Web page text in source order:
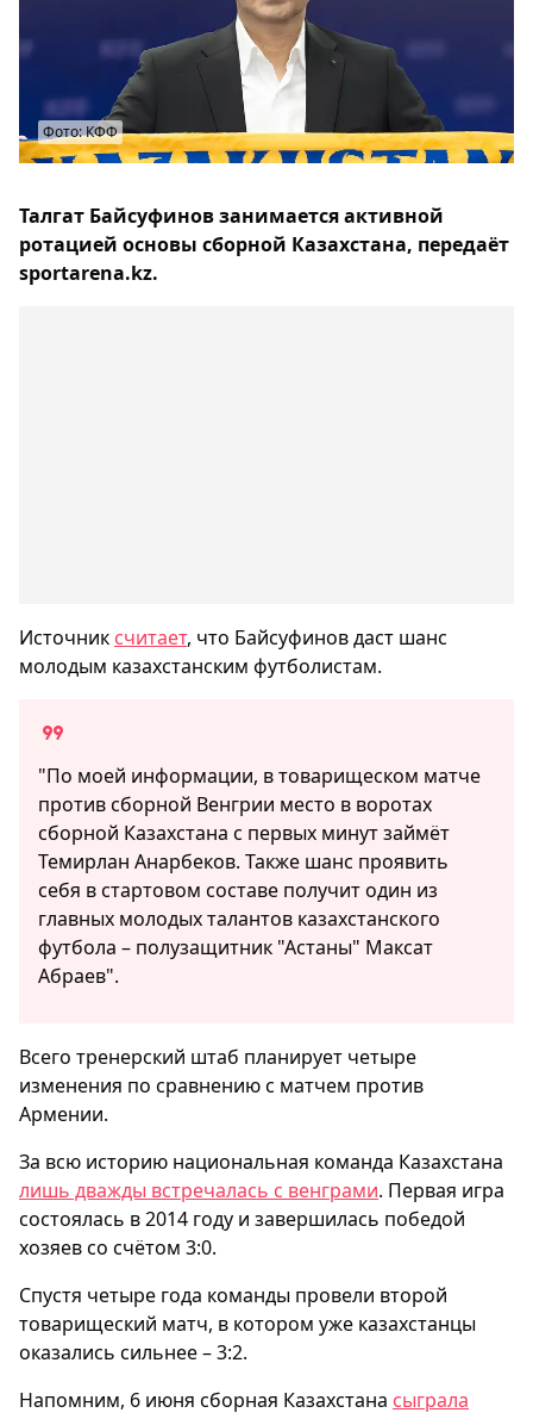
Фото: КФФ
Талгат Байсуфинов занимается активной
ротацией основы сборной Казахстана, передаёт
sportarena.kz.
Источник считает, что Байсуфинов даст шанс
молодым казахстанским футболистам.
"По моей информации, в товарищеском матче
против сборной Венгрии место в воротах
сборной Казахстана с первых минут займёт
Темирлан Анарбеков. Также шанс проявить
себя в стартовом составе получит один из
главных молодых талантов казахстанского
футбола – полузащитник "Астаны" Максат
Абраев".
Всего тренерский штаб планирует четыре
изменения по сравнению с матчем против
Армении.
За всю историю национальная команда Казахстана
лишь дважды встречалась с венграми. Первая игра
состоялась в 2014 году и завершилась победой
хозяев со счётом 3:0.
Спустя четыре года команды провели второй
товарищеский матч, в котором уже казахстанцы
оказались сильнее – 3:2.
Напомним, 6 июня сборная Казахстана сыграла